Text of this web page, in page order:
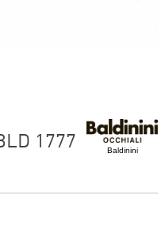
Baldinini
1777